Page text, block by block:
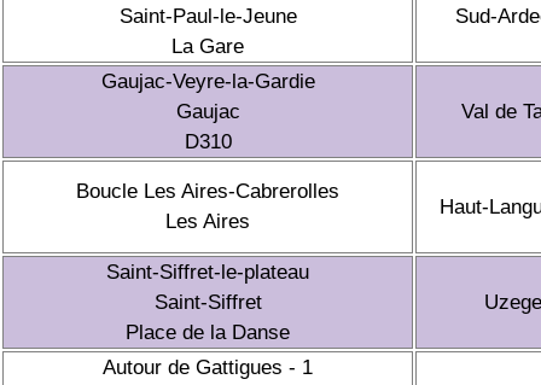
Saint-Paul-le-Jeune
La Gare
Sud-
Gaujac-Veyre-la-Gardie
Gaujac
D310
Val de
Boucle Les Aires-Cabrerolles
Les Aires
Haut-
Saint-Siffret-le-plateau
Saint-Siffret
Place de la Danse
Uzege
Autour de Gattigues - 1